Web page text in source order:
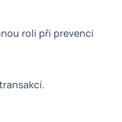
roli při prevenci